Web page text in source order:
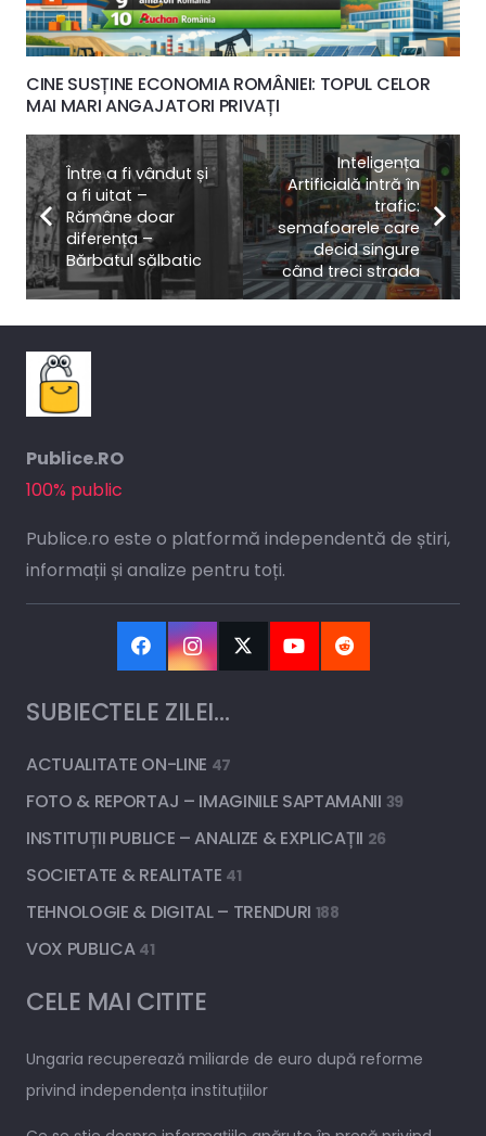
CINE SUSȚINE ECONOMIA ROMÂNIEI: TOPUL CELOR
MAI MARI ANGAJATORI PRIVAȚI
Între a fi vândut și
a fi uitat –
Rămâne doar
diferența –
Bărbatul sălbatic
Inteligența
Artificială intră în
trafic:
semafoarele care
decid singure
când treci strada
Publice.RO
100% public
Publice.ro este o platformă independentă de știri,
informații și analize pentru toți.
SUBIECTELE ZILEI…
ACTUALITATE ON-LINE 47
FOTO & REPORTAJ – IMAGINILE SAPTAMANII 39
INSTITUȚII PUBLICE – ANALIZE & EXPLICAȚII 26
SOCIETATE & REALITATE 41
TEHNOLOGIE & DIGITAL – TRENDURI 188
VOX PUBLICA 41
CELE MAI CITITE
Ungaria recuperează miliarde de euro după reforme
privind independența instituțiilor